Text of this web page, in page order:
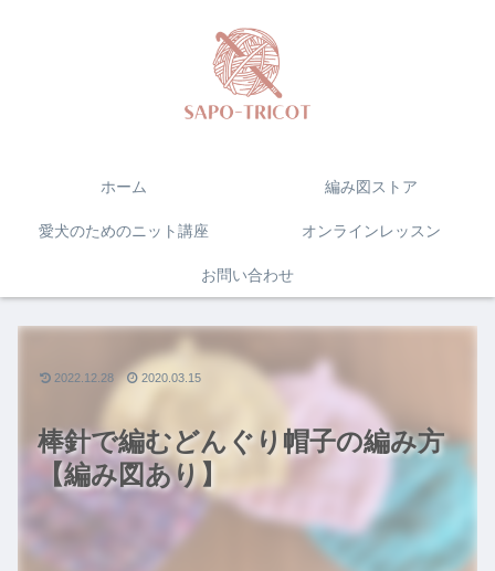
ホーム 編み図ストア
愛犬のためのニット講座 オンラインレッスン
お問い合わせ
棒針で編むどんぐり帽子の編み方
【編み図あり】
2022.12.28 2020.03.15